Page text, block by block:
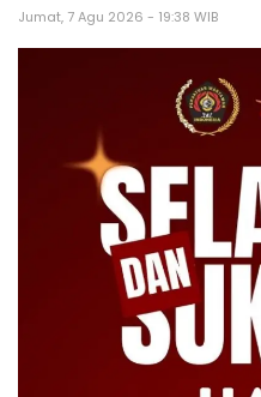
Jumat, 7 Agu 2026 - 19:38 WIB